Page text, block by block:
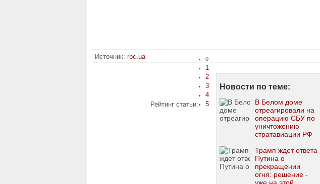
Источник: rbc.ua
Рейтинг статьи:
0
1
2
3
4
5
Новости по теме:
В Белом доме
отреагировали на
операцию СБУ по
уничтожению
стратавиации РФ
Трамп ждет ответа
Путина о
прекращении
огня: решение -